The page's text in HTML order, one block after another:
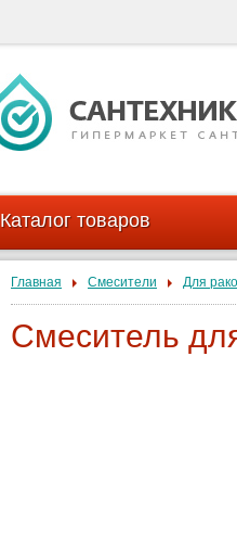
Каталог товаров
Главная Смесители Для
Смеситель